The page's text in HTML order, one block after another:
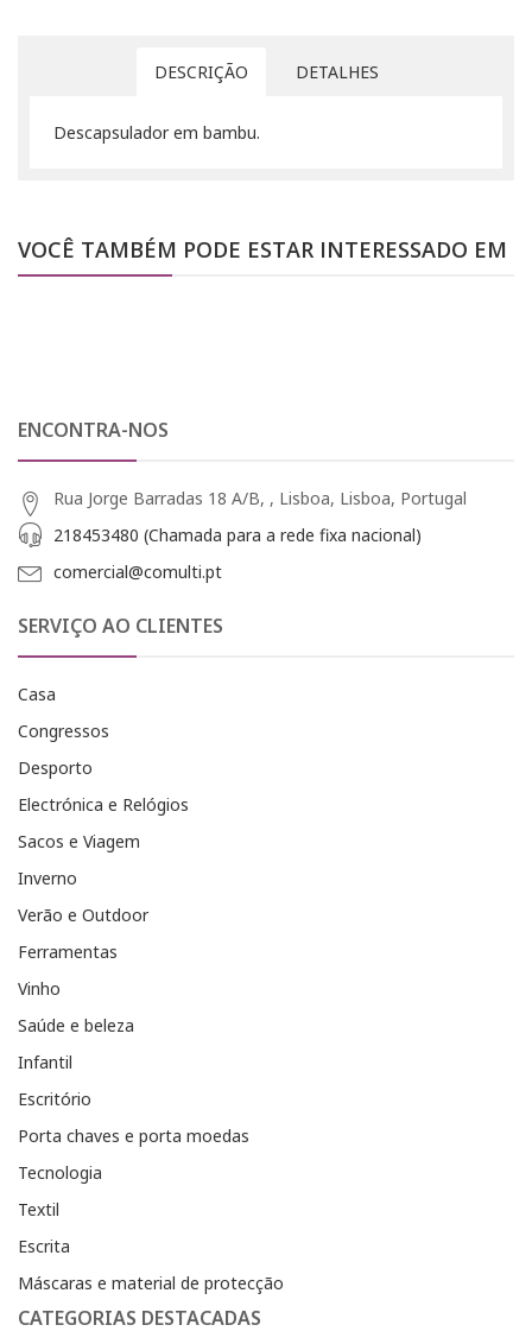
DESCRIÇÃO DETALHES
Descapsulador em bambu.
VOCÊ TAMBÉM PODE ESTAR INTERESSADO EM
ENCONTRA-NOS
Rua Jorge Barradas 18 A/B, , Lisboa, Lisboa, Portugal
218453480 (Chamada para a rede fixa nacional)
comercial@comulti.pt
SERVIÇO AO CLIENTES
Casa
Congressos
Desporto
Electrónica e Relógios
Sacos e Viagem
Inverno
Verão e Outdoor
Ferramentas
Vinho
Saúde e beleza
Infantil
Escritório
Porta chaves e porta moedas
Tecnologia
Textil
Escrita
Máscaras e material de protecção
CATEGORIAS DESTACADAS